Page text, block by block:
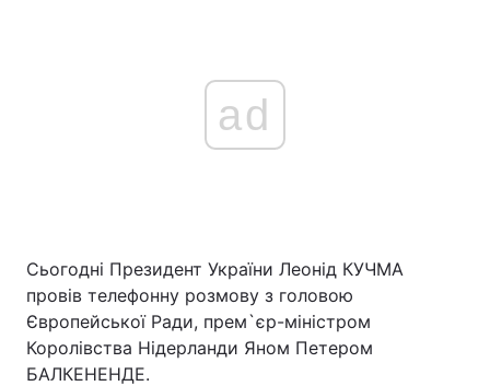
ad
Сьогодні Президент України Леонід КУЧМА
провів телефонну розмову з головою
Європейської Ради, прем`єр-міністром
Королівства Нідерланди Яном Петером
БАЛКЕНЕНДЕ.